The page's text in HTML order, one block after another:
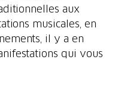
aux
musicales, en
il y a en
qui vous